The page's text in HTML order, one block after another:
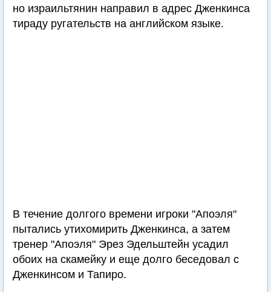
но израильтянин направил в адрес Дженкинса
тираду ругательств на английском языке.
В течение долгого времени игроки "Апоэля"
пытались утихомирить Дженкинса, а затем
тренер "Апоэля" Эрез Эдельштейн усадил
обоих на скамейку и еще долго беседовал с
Дженкинсом и Тапиро.